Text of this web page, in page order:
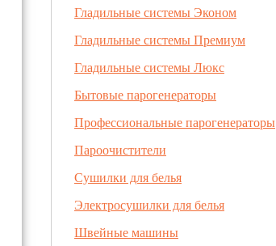
Гладильные системы Эконом
Гладильные системы Премиум
Гладильные системы Люкс
Бытовые парогенераторы
Профессиональные парогенераторы
Пароочистители
Сушилки для белья
Электросушилки для белья
Швейные машины